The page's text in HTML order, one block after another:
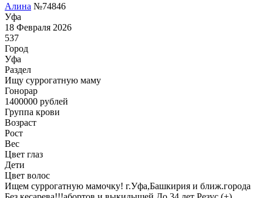
Алина №74846
Уфа
18 Февраля 2026
537
Город
Уфа
Раздел
Ищу суррогатную маму
Гонoрар
1400000 рублей
Группа крови
Возраст
Рост
Вес
Цвет глаз
Дети
Цвет волос
Ищем суррогатную мамочку! г.Уфа,Башкирия и ближ.города